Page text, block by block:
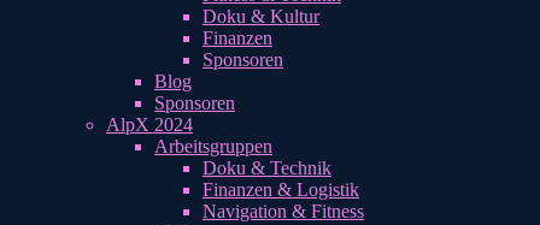
Doku & Kultur
Finanzen
Sponsoren
Blog
Sponsoren
AlpX 2024
Arbeitsgruppen
Doku & Technik
Finanzen & Logistik
Navigation & Fitness